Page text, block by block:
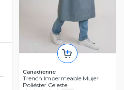
Canadienne
Trench Impermeable Mujer
Poliéster Celeste